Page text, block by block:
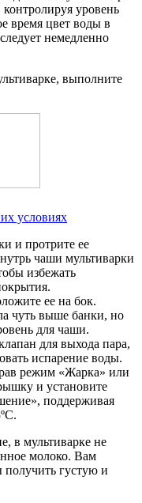
контролируя уровень
время цвет воды в
немедленно
выполните
условиях
и протрите ее
чаши мультиварки
избежать
ее на бок.
чуть выше банки, но
для чаши.
для выхода пара,
испарение воды.
режим «Жарка» или
и установите
поддерживая
в мультиварке не
молоко. Вам
получить густую и